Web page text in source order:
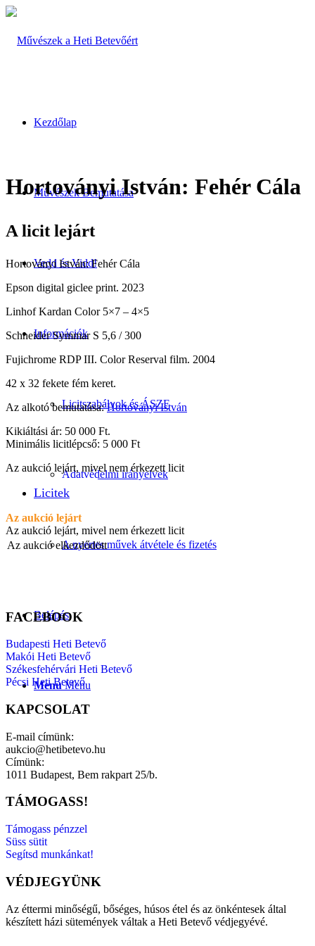
Kezdőlap
Művészek Bemutatása
Vedd és Vidd!
Információk
Licitszabályok és ÁSZF
Adatvédelmi irányelvek
A nyertes művek átvétele és fizetés
Belépés
Menu Menu
Hortoványi István: Fehér Cála
A licit lejárt
Hortoványi István: Fehér Cála
Epson digital giclee print. 2023
Linhof Kardan Color 5×7 – 4×5
Schneider Symmar S 5,6 / 300
Fujichrome RDP III. Color Reserval film. 2004
42 x 32 fekete fém keret.
Az alkotó bemutatása:Hortoványi István
Kikiáltási ár: 50 000 Ft.
Minimális licitlépcső: 5 000 Ft
Az aukció lejárt, mivel nem érkezett licit
Licitek
Az aukció lejárt
Az aukció lejárt, mivel nem érkezett licit
Az aukció elkezdődött
FACEBOOK
Budapesti Heti Betevő
Makói Heti Betevő
Székesfehérvári Heti Betevő
Pécsi Heti Betevő
KAPCSOLAT
E-mail címünk:
aukcio@hetibetevo.hu
Címünk:
1011 Budapest, Bem rakpart 25/b.
TÁMOGASS!
Támogass pénzzel
Süss sütit
Segítsd munkánkat!
VÉDJEGYÜNK
Az éttermi minőségű, bőséges, húsos étel és az önkéntesek által
készített házi sütemények váltak a Heti Betevő védjegyévé.